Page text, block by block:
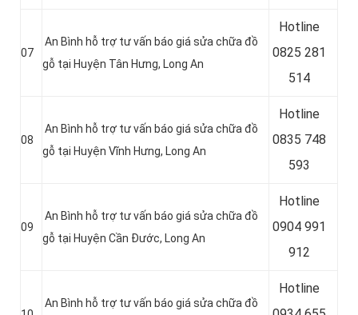
07
An Bình hỗ trợ tư vấn báo giá sửa chữa đồ
gỗ tại Huyện Tân Hưng, Long An
Hotline
0825 281
514
08
An Bình hỗ trợ tư vấn báo giá sửa chữa đồ
gỗ tại Huyện Vĩnh Hưng, Long An
Hotline
0835 748
593
09
An Bình hỗ trợ tư vấn báo giá sửa chữa đồ
gỗ tại Huyện Cần Đước, Long An
Hotline
0904 991
912
An Bình hỗ trợ tư vấn báo giá sửa chữa đồ
Hotline